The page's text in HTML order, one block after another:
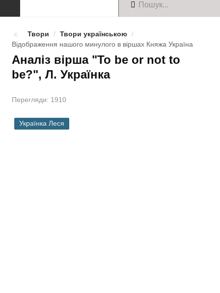
Твори англійською
Твори / Твори українською /
Відображення нашого минулого в віршах Княжа Україна
Аналіз вірша "To be or not to
be?", Л. Українка
Перегляди: 1910
Українка Леся